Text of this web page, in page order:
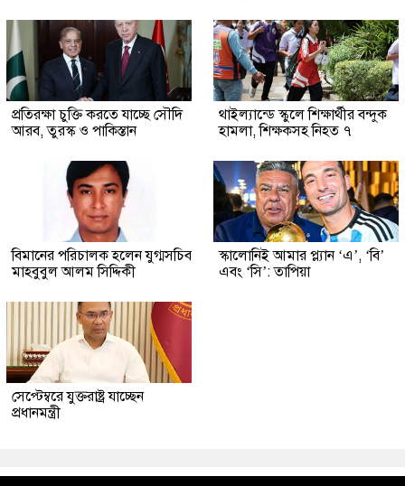
প্রতিরক্ষা চুক্তি করতে যাচ্ছে সৌদি
আরব, তুরস্ক ও পাকিস্তান
থাইল্যান্ডে স্কুলে শিক্ষার্থীর বন্দুক
হামলা, শিক্ষকসহ নিহত ৭
বিমানের পরিচালক হলেন যুগ্মসচিব
মাহবুবুল আলম সিদ্দিকী
স্কালোনিই আমার প্ল্যান ‘এ’, ‘বি’
এবং ‘সি’: তাপিয়া
সেপ্টেম্বরে যুক্তরাষ্ট্র যাচ্ছেন
প্রধানমন্ত্রী